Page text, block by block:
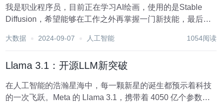
我是职业程序员，目前正在学习AI绘画，使用的是Stable
Diffusion，希望能够在工作之外再掌握一门新技能，最后实
希望对你有用，如有问题或者不对的地方可以打我请不要骂
大数据 2024-09-07 人工智能 1054阅读
Llama 3.1：开源LLM新突破
在人工智能的浩瀚星海中，每一颗新星的诞生都预示着科技
的一次飞跃。Meta 的 Llama 3.1，携带着 4050 亿个参数的